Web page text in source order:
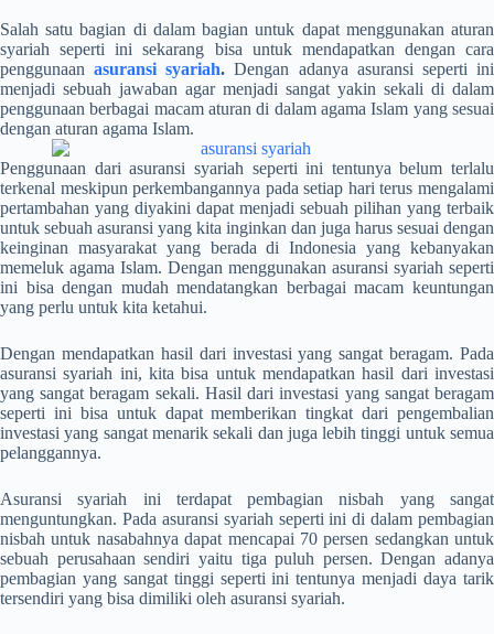
Salah satu bagian di dalam bagian untuk dapat menggunakan aturan
syariah seperti ini sekarang bisa untuk mendapatkan dengan cara
penggunaanasuransi syariah.Dengan adanya asuransi seperti ini
menjadi sebuah jawaban agar menjadi sangat yakin sekali di dalam
penggunaan berbagai macam aturan di dalam agama Islam yang sesuai
dengan aturan agama Islam.
Penggunaan dariasuransi syariah seperti ini tentunya belum terlalu
terkenal meskipun perkembangannya pada setiap hari terus mengalami
pertambahan yang diyakini dapat menjadi sebuah pilihan yang terbaik
untuk sebuah asuransi yang kita inginkan dan juga harus sesuai dengan
keinginan masyarakat yang berada di Indonesia yang kebanyakan
memeluk agama Islam. Dengan menggunakan asuransi syariah seperti
ini bisa dengan mudah mendatangkan berbagai macam keuntungan
yang perlu untuk kita ketahui.
Dengan mendapatkan hasil dari investasi yang sangat beragam. Pada
asuransi syariah ini, kita bisa untuk mendapatkan hasil dari investasi
yang sangat beragam sekali. Hasil dari investasi yang sangat beragam
seperti ini bisa untuk dapat memberikan tingkat dari pengembalian
investasi yang sangat menarik sekali dan juga lebih tinggi untuk semua
pelanggannya.
Asuransi syariah ini terdapat pembagian nisbah yang sangat
menguntungkan. Pada asuransi syariah seperti ini di dalam pembagian
nisbah untuk nasabahnya dapat mencapai 70 persen sedangkan untuk
sebuah perusahaan sendiri yaitu tiga puluh persen. Dengan adanya
pembagian yang sangat tinggi seperti ini tentunya menjadi daya tarik
tersendiri yang bisa dimiliki oleh asuransi syariah.